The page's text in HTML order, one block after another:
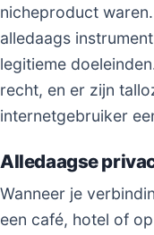
nicheproduct
alledaags
legitieme
recht, en er zijn
internetgebruiker
Alledaagse
Wanneer je
een café, hotel of